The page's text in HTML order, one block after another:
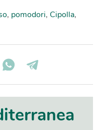
, pomodori, Cipolla,